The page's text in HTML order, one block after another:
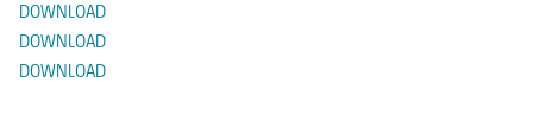
DOWNLOAD
DOWNLOAD
DOWNLOAD